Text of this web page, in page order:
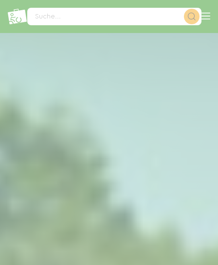
Suche...
Cookie-Einstellungen